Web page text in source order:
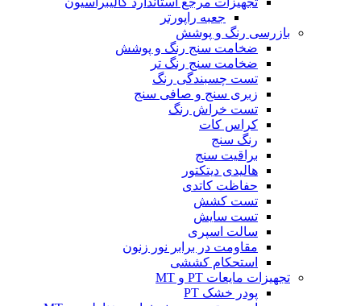
جعبه راپورتر
بازرسی رنگ و پوشش
ضخامت سنج رنگ و پوشش
ضخامت سنج رنگ تر
تست چسبندگی رنگ
زبری سنج و صافی سنج
تست خراش رنگ
کراس کات
رنگ سنج
براقیت سنج
هالیدی دیتکتور
حفاظت کاتدی
تست کشش
تست سایش
سالت اسپری
مقاومت در برابر نور زنون
استحکام کششی
تجهیزات مایعات PT و MT
پودر خشک PT